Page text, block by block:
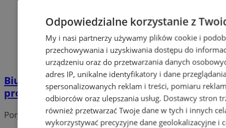
Biurka elektryczne o właściwościach
prozdrowotnych
Portal należy do sieci
Odpowiedzialne korzystanie z
My i nasi partnerzy używamy plików cookie i
przechowywania i uzyskiwania dostępu do
urządzeniu oraz do przetwarzania danych
adres IP, unikalne identyfikatory i dane
spersonalizowanych reklam i treści, pomiaru
odbiorców oraz ulepszania usług. Dostawcy stron
również przetwarzać Twoje dane w tych i innych
wykorzystywać precyzyjne dane geolokalizacyjne i